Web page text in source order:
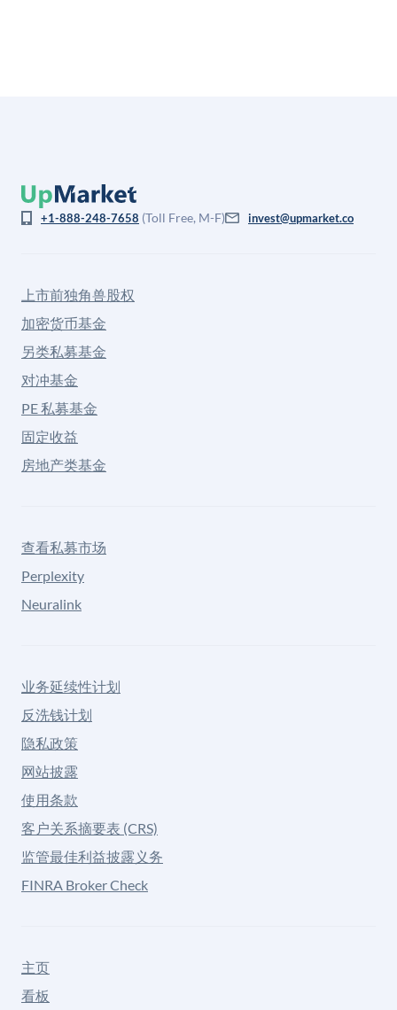
+1-888-248-7658 (Toll Free, M-F) invest@upmarket.co
上市前独角兽股权
加密货币基金
另类私募基金
对冲基金
PE 私募基金
固定收益
房地产类基金
查看私募市场
Perplexity
Neuralink
业务延续性计划
反洗钱计划
隐私政策
网站披露
使用条款
客户关系摘要表 (CRS)
监管最佳利益披露义务
FINRA Broker Check
主页
看板